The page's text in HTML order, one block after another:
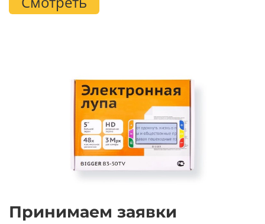
Принимаем заявки